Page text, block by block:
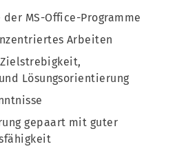
der MS-Office-Programme
Arbeiten
Lösungsorientierung
gepaart mit guter